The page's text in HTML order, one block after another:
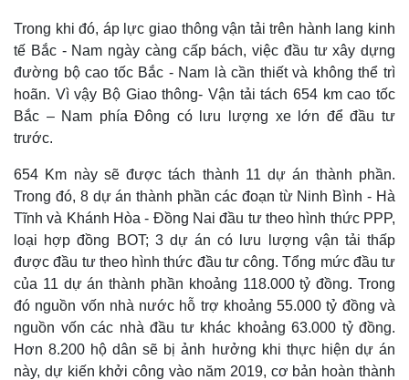
Trong khi đó, áp lực giao thông vận tải trên hành lang kinh
tế Bắc - Nam ngày càng cấp bách, việc đầu tư xây dựng
đường bộ cao tốc Bắc - Nam là cần thiết và không thể trì
hoãn. Vì vậy Bộ Giao thông- Vận tải tách 654 km cao tốc
Bắc – Nam phía Đông có lưu lượng xe lớn để đầu tư
trước.
654 Km này sẽ được tách thành 11 dự án thành phần.
Trong đó, 8 dự án thành phần các đoạn từ Ninh Bình - Hà
Tĩnh và Khánh Hòa - Đồng Nai đầu tư theo hình thức PPP,
loại hợp đồng BOT; 3 dự án có lưu lượng vận tải thấp
được đầu tư theo hình thức đầu tư công. Tổng mức đầu tư
của 11 dự án thành phần khoảng 118.000 tỷ đồng. Trong
đó nguồn vốn nhà nước hỗ trợ khoảng 55.000 tỷ đồng và
nguồn vốn các nhà đầu tư khác khoảng 63.000 tỷ đồng.
Hơn 8.200 hộ dân sẽ bị ảnh hưởng khi thực hiện dự án
này, dự kiến khởi công vào năm 2019, cơ bản hoàn thành